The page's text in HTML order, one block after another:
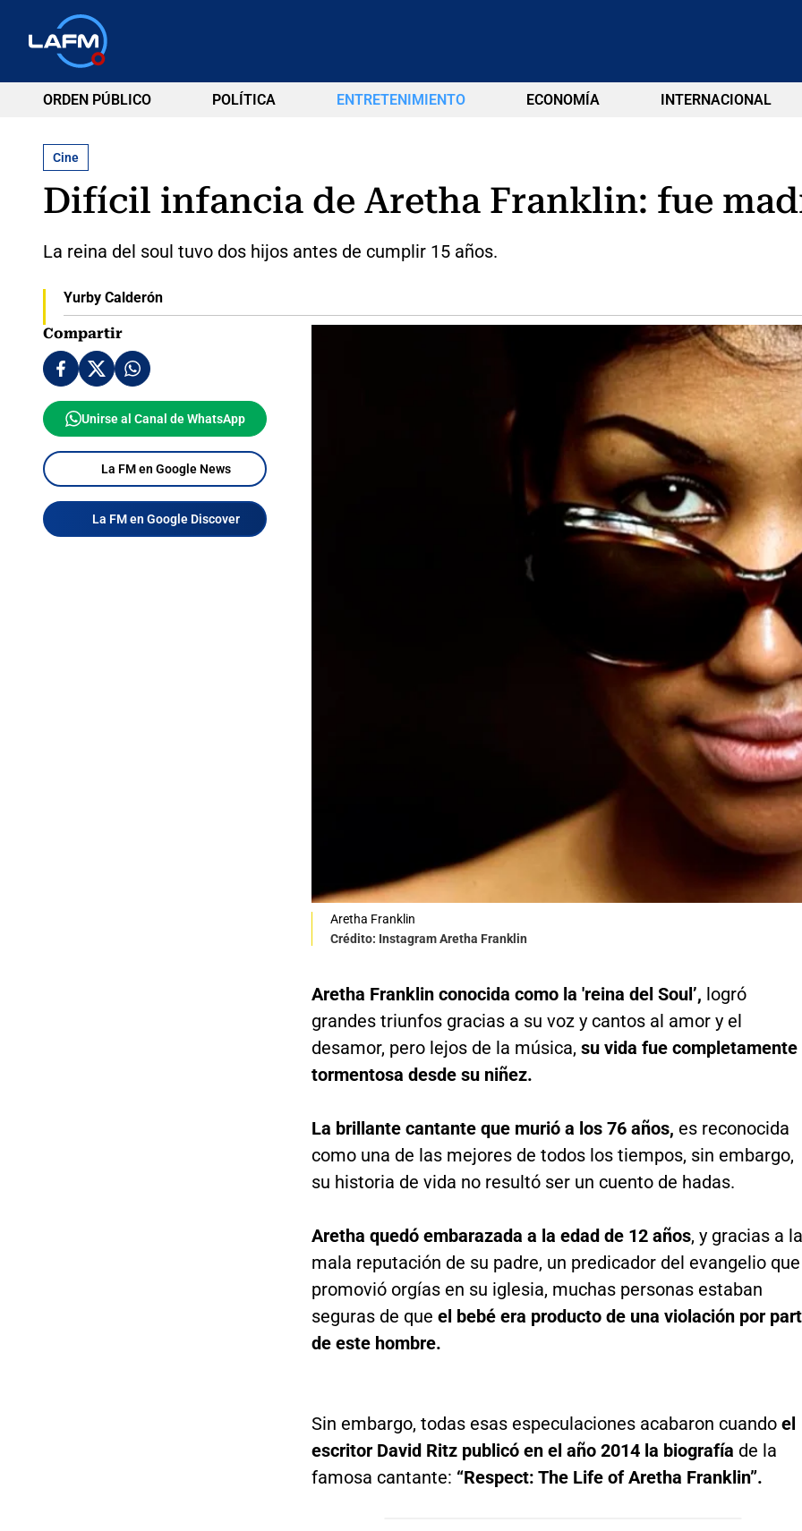
ORDEN PÚBLICO POLÍTICA ENTRETENIMIENTO ECONOMÍA INTERNACIONAL
Cine
Difícil infancia de Aretha Franklin: fue
La reina del soul tuvo dos hijos antes de cumplir 15 años.
Yurby Calderón
Compartir
Unirse al Canal de WhatsApp
La FM en Google News
La FM en Google Discover
Aretha Franklin
Crédito: Instagram Aretha Franklin
Aretha Franklin conocida como la 'reina del Soul’, logró
grandes triunfos gracias a su voz y cantos al amor y el
desamor, pero lejos de la música, su vida fue completamente
tormentosa desde su niñez.
La brillante cantante que murió a los 76 años, es reconocida
como una de las mejores de todos los tiempos, sin embargo,
su historia de vida no resultó ser un cuento de hadas.
Aretha quedó embarazada a la edad de 12 años, y gracias a la
mala reputación de su padre, un predicador del evangelio que
promovió orgías en su iglesia, muchas personas estaban
seguras de que el bebé era producto de una violación por
de este hombre.
Sin embargo, todas esas especulaciones acabaron cuandoel
escritor David Ritz publicó en el año 2014 la biografía de la
famosa cantante: “Respect: The Life of Aretha Franklin”.